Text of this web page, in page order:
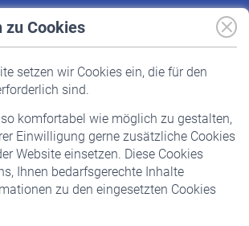
zu Cookies
setzen wir Cookies ein, die für den
sind.
komfortabel wie möglich zu gestalten,
Einwilligung gerne zusätzliche Cookies
Website einsetzen. Diese Cookies
Ihnen bedarfsgerechte Inhalte
zu den eingesetzten Cookies